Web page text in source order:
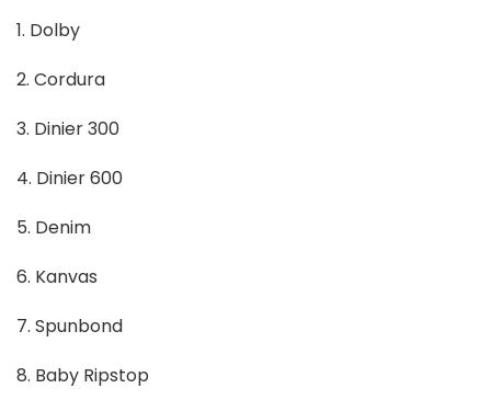
1. Dolby
2. Cordura
3. Dinier 300
4. Dinier 600
5. Denim
6. Kanvas
7. Spunbond
8. Baby Ripstop